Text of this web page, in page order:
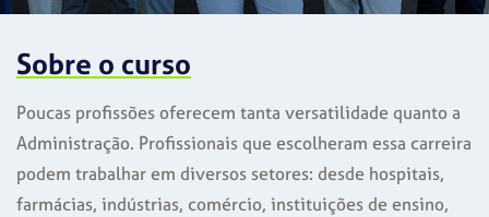
Sobre o curso
Poucas profissões oferecem tanta versatilidade quanto a
Administração. Profissionais que escolheram essa carreira
podem trabalhar em diversos setores: desde hospitais,
farmácias, indústrias, comércio, instituições de ensino,